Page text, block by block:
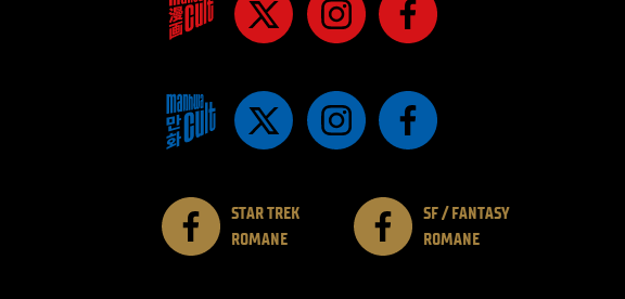
STAR TREK
ROMANE
SF / FANTASY
ROMANE